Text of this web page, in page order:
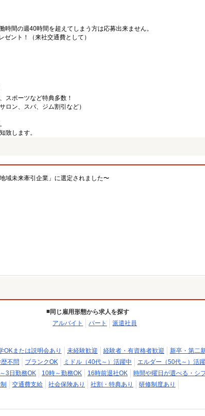
間の週40時間を超えてしまう方は応募出来ません。
ント！（来社交通費として）
スポーツなど特典多数！
ロン、スパ、ジム割引など）
致します。
域未来牽引企業」に選定されました〜
同じ雇用形態から求人を探す
アルバイト
パート 派遣社員
OKまたは説明会あり 未経験歓迎 経験者・有資格者歓迎
新卒・第二
不問 ブランクOK ミドル（40代～）活躍中
エルダー（50代～）活
3日勤務OK 10時～勤務OK 16時前退社OK
時間や曜日が選べる・シ
交通費支給 社会保険あり 社割・特典あり
研修制度あり